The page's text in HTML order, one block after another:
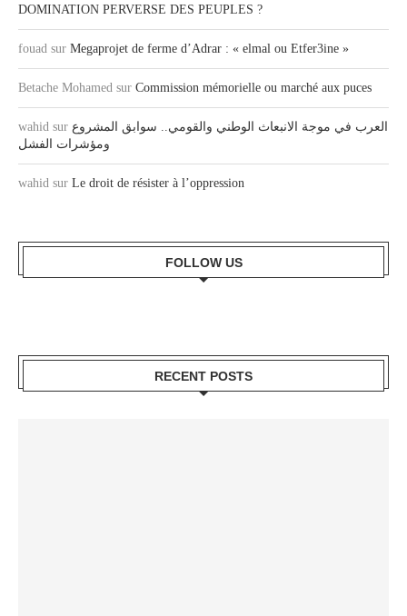
DOMINATION PERVERSE DES PEUPLES ?
fouad sur Megaprojet de ferme d’Adrar : « elmal ou Etfer3ine »
Betache Mohamed sur Commission mémorielle ou marché aux puces
wahid sur العرب في موجة الانبعاث الوطني والقومي.. سوابق المشروع
ومؤشرات الفشل
wahid sur Le droit de résister à l’oppression
FOLLOW US
RECENT POSTS